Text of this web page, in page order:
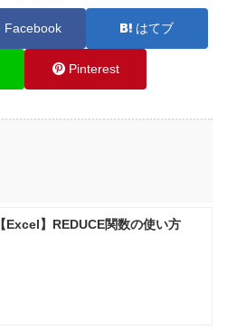
Facebook はてブ
Pinterest
【Excel】REDUCE関数の使い方